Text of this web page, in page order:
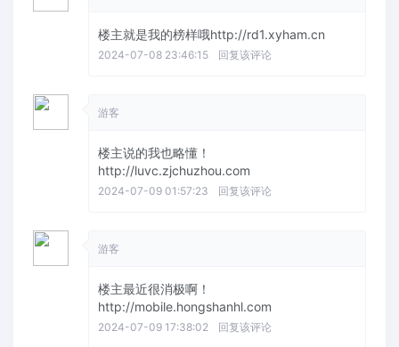
楼主就是我的榜样哦http://rd1.xyham.cn
2024-07-08 23:46:15 回复该评论
游客
楼主说的我也略懂！
http://luvc.zjchuzhou.com
2024-07-09 01:57:23 回复该评论
游客
楼主最近很消极啊！
http://mobile.hongshanhl.com
2024-07-09 17:38:02 回复该评论